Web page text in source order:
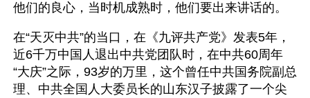
他们的良心，当时机成熟时，他们要出来讲话的。
在“天灭中共”的当口，在《九评共产党》发表5年，
近6千万中国人退出中共党团队时，在中共60周年
“大庆”之际，93岁的万里，这个曾任中共国务院副总
理、中共全国人大委员长的山东汉子披露了一个尖